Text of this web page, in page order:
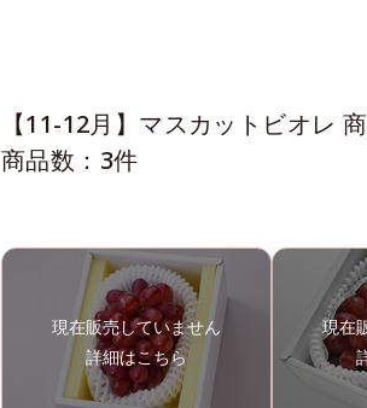
【11-12月】マスカットビオレ
商品数：3件